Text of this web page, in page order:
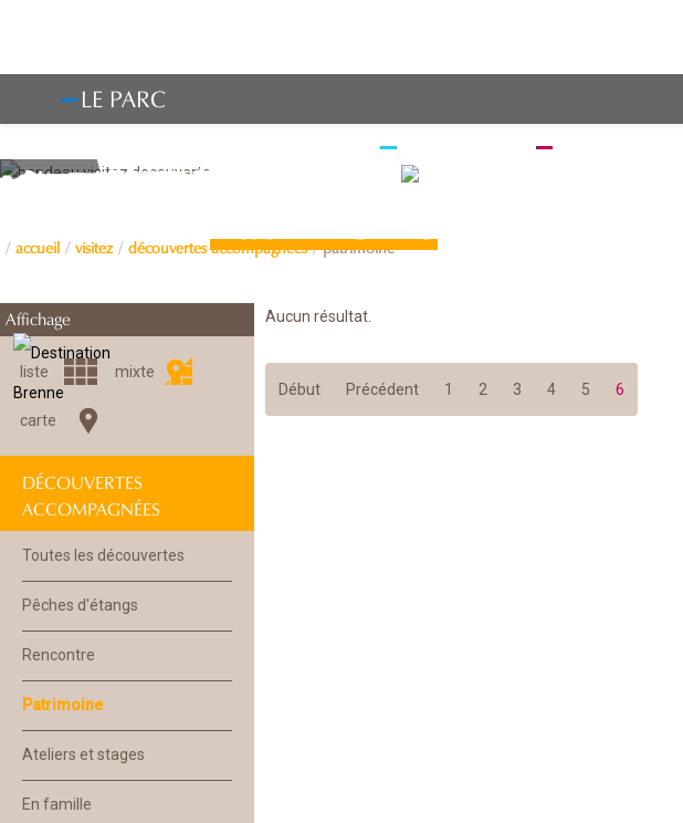
LE PARC
accueil visitez découvertes accompagnées
Affichage
liste mixte
carte
DÉCOUVERTES
ACCOMPAGNÉES
Toutes les découvertes
Pêches d'étangs
Rencontre
Patrimoine
Ateliers et stages
En famille
Aucun résultat.
Début Précédent 1 2 3 4 5 6